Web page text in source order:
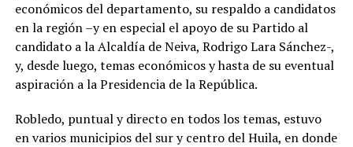
económicos del departamento, su respaldo a candidatos
en la región –y en especial el apoyo de su Partido al
candidato a la Alcaldía de Neiva, Rodrigo Lara Sánchez-,
y, desde luego, temas económicos y hasta de su eventual
aspiración a la Presidencia de la República.
Robledo, puntual y directo en todos los temas, estuvo
en varios municipios del sur y centro del Huila, en donde